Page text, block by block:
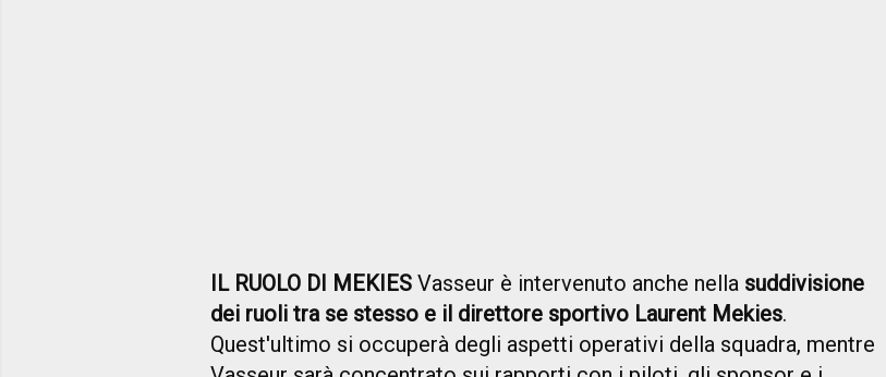
IL RUOLO DI MEKIES Vasseur è intervenuto anche nella suddivisione
dei ruoli tra se stesso e il direttore sportivo Laurent Mekies.
Quest'ultimo si occuperà degli aspetti operativi della squadra, mentre